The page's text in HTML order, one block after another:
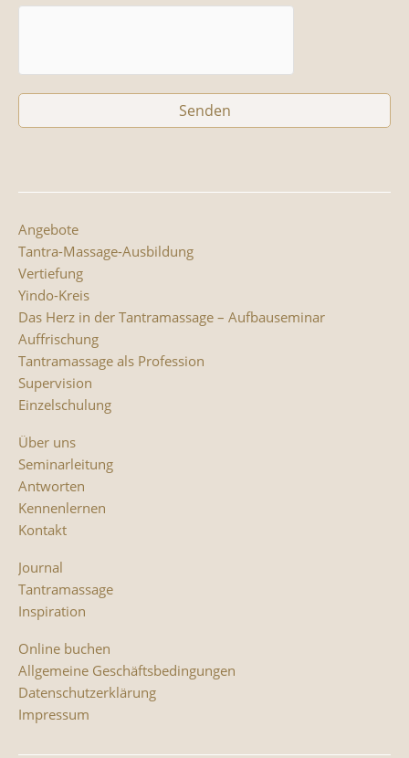
Angebote
Tantra-Massage-Ausbildung
Vertiefung
Yindo-Kreis
Das Herz in der Tantramassage – Aufbauseminar
Auffrischung
Tantramassage als Profession
Supervision
Einzelschulung
Über uns
Seminarleitung
Antworten
Kennenlernen
Kontakt
Journal
Tantramassage
Inspiration
Online buchen
Allgemeine Geschäftsbedingungen
Datenschutzerklärung
Impressum